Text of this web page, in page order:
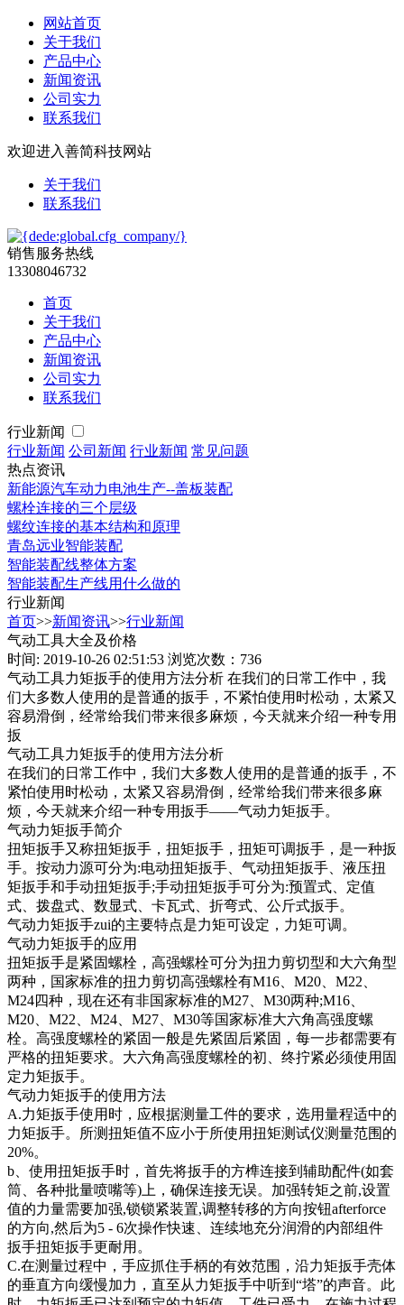
网站首页
关于我们
产品中心
新闻资讯
公司实力
联系我们
欢迎进入善简科技网站
关于我们
联系我们
销售服务热线
13308046732
首页
关于我们
产品中心
新闻资讯
公司实力
联系我们
行业新闻
行业新闻 公司新闻 行业新闻 常见问题
热点资讯
新能源汽车动力电池生产--盖板装配
螺栓连接的三个层级
螺纹连接的基本结构和原理
青岛远业智能装配
智能装配线整体方案
智能装配生产线用什么做的
行业新闻
首页>>新闻资讯>>行业新闻
气动工具大全及价格
时间: 2019-10-26 02:51:53 浏览次数：736
气动工具力矩扳手的使用方法分析 在我们的日常工作中，我
们大多数人使用的是普通的扳手，不紧怕使用时松动，太紧又
容易滑倒，经常给我们带来很多麻烦，今天就来介绍一种专用
扳
气动工具力矩扳手的使用方法分析
在我们的日常工作中，我们大多数人使用的是普通的扳手，不
紧怕使用时松动，太紧又容易滑倒，经常给我们带来很多麻
烦，今天就来介绍一种专用扳手——气动力矩扳手。
气动力矩扳手简介
扭矩扳手又称扭矩扳手，扭矩扳手，扭矩可调扳手，是一种扳
手。按动力源可分为:电动扭矩扳手、气动扭矩扳手、液压扭
矩扳手和手动扭矩扳手;手动扭矩扳手可分为:预置式、定值
式、拨盘式、数显式、卡瓦式、折弯式、公斤式扳手。
气动力矩扳手zui的主要特点是力矩可设定，力矩可调。
气动力矩扳手的应用
扭矩扳手是紧固螺栓，高强螺栓可分为扭力剪切型和大六角型
两种，国家标准的扭力剪切高强螺栓有M16、M20、M22、
M24四种，现在还有非国家标准的M27、M30两种;M16、
M20、M22、M24、M27、M30等国家标准大六角高强度螺
栓。高强度螺栓的紧固一般是先紧固后紧固，每一步都需要有
严格的扭矩要求。大六角高强度螺栓的初、终拧紧必须使用固
定力矩扳手。
气动力矩扳手的使用方法
A.力矩扳手使用时，应根据测量工件的要求，选用量程适中的
力矩扳手。所测扭矩值不应小于所使用扭矩测试仪测量范围的
20%。
b、使用扭矩扳手时，首先将扳手的方榫连接到辅助配件(如套
筒、各种批量喷嘴等)上，确保连接无误。加强转矩之前,设置
值的力量需要加强,锁锁紧装置,调整转移的方向按钮afterforce
的方向,然后为5 - 6次操作快速、连续地充分润滑的内部组件
扳手扭矩扳手更耐用。
C.在测量过程中，手应抓住手柄的有效范围，沿力矩扳手壳体
的垂直方向缓慢加力，直至从力矩扳手中听到“塔”的声音。此